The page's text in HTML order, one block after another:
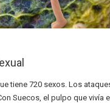
tiene 720 sexos. Los
Suecos, el pulpo que vivía